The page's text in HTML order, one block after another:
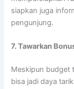
siapkan juga
pengunjung.
7. Tawarkan
Meskipun budget
bisa jadi daya